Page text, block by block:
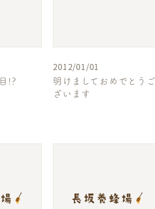
!?
2012/01/01
明けましておめでとうご
ざいます